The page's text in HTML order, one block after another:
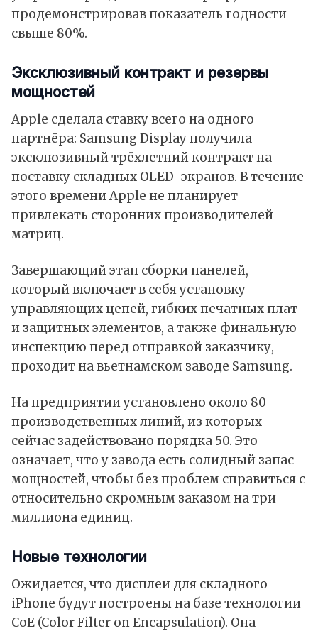
продемонстрировав показатель годности
свыше 80%.
Эксклюзивный контракт и резервы
мощностей
Apple сделала ставку всего на одного
партнёра: Samsung Display получила
эксклюзивный трёхлетний контракт на
поставку складных OLED-экранов. В течение
этого времени Apple не планирует
привлекать сторонних производителей
матриц.
Завершающий этап сборки панелей,
который включает в себя установку
управляющих цепей, гибких печатных плат
и защитных элементов, а также финальную
инспекцию перед отправкой заказчику,
проходит на вьетнамском заводе Samsung.
На предприятии установлено около 80
производственных линий, из которых
сейчас задействовано порядка 50. Это
означает, что у завода есть солидный запас
мощностей, чтобы без проблем справиться с
относительно скромным заказом на три
миллиона единиц.
Новые технологии
Ожидается, что дисплеи для складного
iPhone будут построены на базе технологии
CoE (Color Filter on Encapsulation). Она